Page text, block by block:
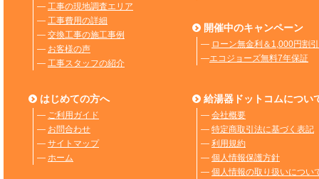
― 工事の現地調査エリア
― 工事費用の詳細
― 交換工事の施工事例
― お客様の声
― 工事スタッフの紹介
開催中のキャンペーン
― ローン無金利＆1,000円割引
―エコジョーズ無料7年保証
はじめての方へ
― ご利用ガイド
― お問合わせ
― サイトマップ
― ホーム
給湯器ドットコムについ
― 会社概要
― 特定商取引法に基づく表記
― 利用規約
― 個人情報保護方針
― 個人情報の取り扱いについ